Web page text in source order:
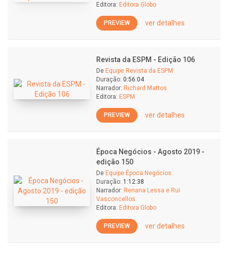
Editora: Editora Globo
PREVIEW ver detalhes
Revista da ESPM - Edição 106
De Equipe Revista da ESPM
Duração: 0:56:04
Narrador: Richard Mattos
Editora: ESPM
PREVIEW ver detalhes
Época Negócios - Agosto 2019 -
edição 150
De Equipe Época Negócios
Duração: 1:12:38
Narrador: Renana Lessa e Rui
Vasconcellos
Editora: Editora Globo
PREVIEW ver detalhes